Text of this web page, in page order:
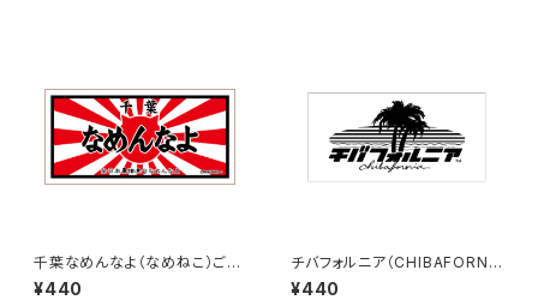
千葉なめんなよ（なめねこ）ご当
地ステッカー B-4
¥440
チバフォルニア（CHIBAFORNI
A）ステッカーB（White）
¥440